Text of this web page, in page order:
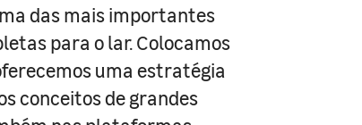
das mais importantes
para o lar. Colocamos
uma estratégia
conceitos de grandes